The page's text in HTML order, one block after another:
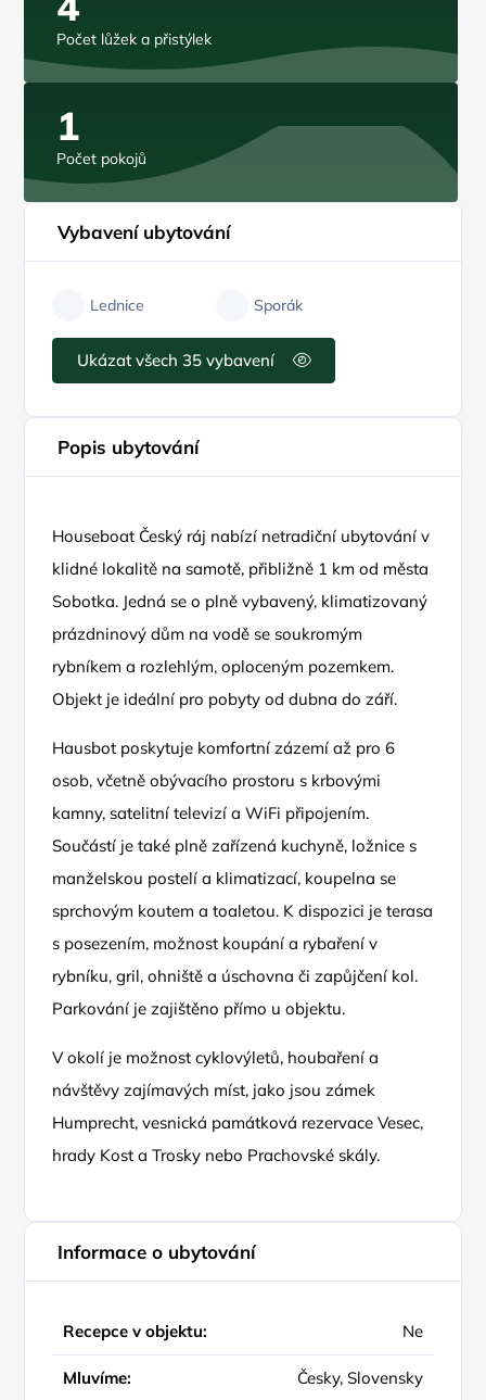
Počet lůžek a přistýlek
1
Počet pokojů
Vybavení ubytování
Lednice Sporák
Ukázat všech 35 vybavení
Popis ubytování
Houseboat Český ráj nabízí netradiční ubytování v
klidné lokalitě na samotě, přibližně 1 km od města
Sobotka. Jedná se o plně vybavený, klimatizovaný
prázdninový dům na vodě se soukromým
rybníkem a rozlehlým, oploceným pozemkem.
Objekt je ideální pro pobyty od dubna do září.
Hausbot poskytuje komfortní zázemí až pro 6
osob, včetně obývacího prostoru s krbovými
kamny, satelitní televizí a WiFi připojením.
Součástí je také plně zařízená kuchyně, ložnice s
manželskou postelí a klimatizací, koupelna se
sprchovým koutem a toaletou. K dispozici je terasa
s posezením, možnost koupání a rybaření v
rybníku, gril, ohniště a úschovna či zapůjčení kol.
Parkování je zajištěno přímo u objektu.
V okolí je možnost cyklovýletů, houbaření a
návštěvy zajímavých míst, jako jsou zámek
Humprecht, vesnická památková rezervace Vesec,
hrady Kost a Trosky nebo Prachovské skály.
Informace o ubytování
Recepce v objektu: Ne
Mluvíme: Česky, Slovensky